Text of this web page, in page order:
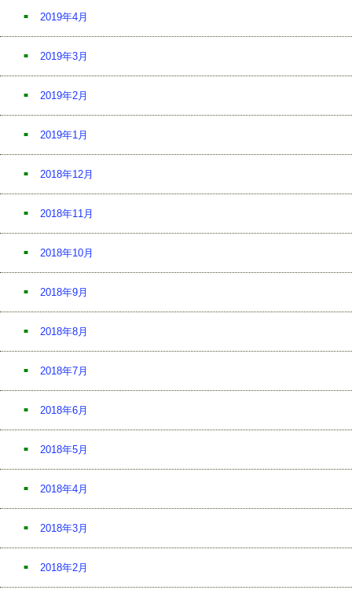
2019年4月
2019年3月
2019年2月
2019年1月
2018年12月
2018年11月
2018年10月
2018年9月
2018年8月
2018年7月
2018年6月
2018年5月
2018年4月
2018年3月
2018年2月